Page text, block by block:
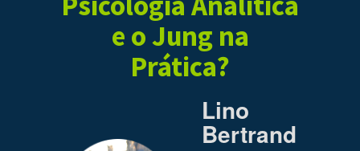
e o Jung na
Prática?
Lino
Bertrand